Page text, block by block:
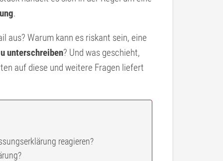
.
aus? Warum kann es riskant sein, eine
unterschreiben? Und was geschieht,
auf diese und weitere Fragen liefert
reagieren?